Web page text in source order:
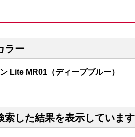
ラー
Lite MR01（ディープブルー）
索した結果を表示しています